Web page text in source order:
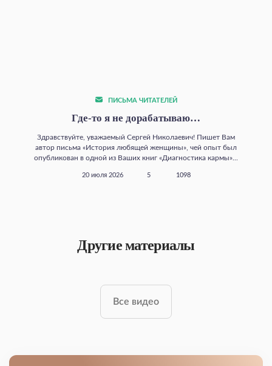
ПИСЬМА ЧИТАТЕЛЕЙ
Где‑то я не дорабатываю…
Здравствуйте, уважаемый Сергей Николаевич! Пишет Вам
автор письма «История любящей женщины», чей опыт был
опубликован в одной из Ваших книг «Диагностика кармы»...
20 июля 2026 5 1098
Другие материалы
Все видео